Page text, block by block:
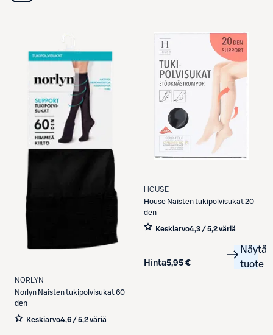
NORLYN
Norlyn Naisten tukipolvisukat 60
den
Keskiarvo4,6 / 5,2 väriä
HOUSE
House Naisten tukipolvisukat 20
den
Keskiarvo4,3 / 5,2 väriä
Hinta5,95 €
Näytä
tuote